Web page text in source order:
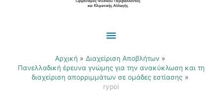
Αρχική
Διαχείριση Αποβλήτων
Πανελλαδική έρευνα γνώμης για την ανακύκλωση και τη
διαχείριση απορριμμάτων σε ομάδες εστίασης
rypoi